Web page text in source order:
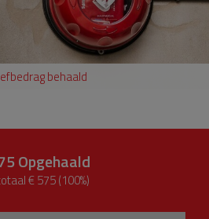
behaald
Opgehaald
€ 575 (100%)